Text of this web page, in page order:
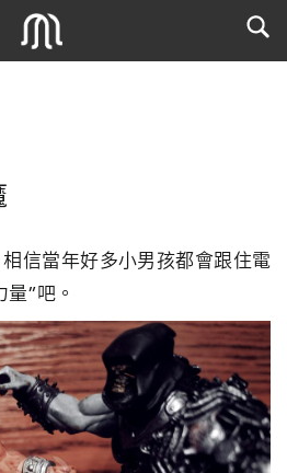
信當年好多小男孩都會跟住電
”吧。